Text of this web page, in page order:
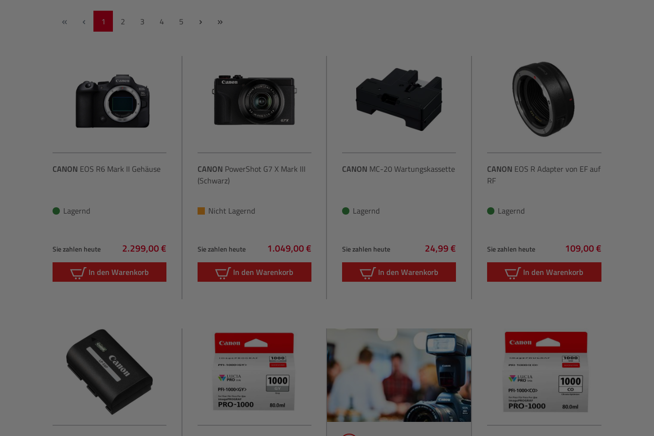
Seite
1 Seite
2 Seite
3 Seite
4 Seite
5
CANON EOS R6 Mark II Gehäuse
Lagernd
Sie zahlen heute
Regulärer Preis:
2.299,00 €
In den Warenkorb
CANON PowerShot G7 X Mark III
(Schwarz)
Nicht Lagernd
Sie zahlen heute
Regulärer Preis:
1.049,00 €
In den Warenkorb
CANON MC-20 Wartungskassette
Lagernd
Sie zahlen heute
Regulärer Preis:
24,99 €
In den Warenkorb
CANON EOS R Adapter von EF auf
RF
Lagernd
Sie zahlen heute
Regulärer Preis:
109,00 €
In den Warenkorb